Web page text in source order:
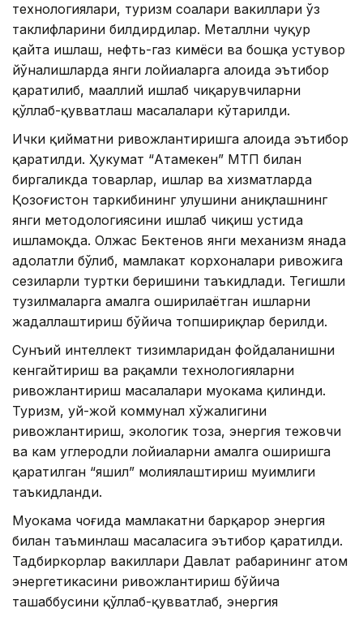
технологиялари, туризм соҳалари вакиллари ўз
таклифларини билдирдилар. Металлни чуқур
қайта ишлаш, нефть-газ кимёси ва бошқа устувор
йўналишларда янги лойиҳаларга алоҳида эътибор
қаратилиб, маҳаллий ишлаб чиқарувчиларни
қўллаб-қувватлаш масалалари кўтарилди.
Ички қийматни ривожлантиришга алоҳида эътибор
қаратилди. Ҳукумат “Атамекен” МТП билан
биргаликда товарлар, ишлар ва хизматларда
Қозоғистон таркибининг улушини аниқлашнинг
янги методологиясини ишлаб чиқиш устида
ишламоқда. Олжас Бектенов янги механизм янада
адолатли бўлиб, мамлакат корхоналари ривожига
сезиларли туртки беришини таъкидлади. Тегишли
тузилмаларга амалга оширилаётган ишларни
жадаллаштириш бўйича топшириқлар берилди.
Сунъий интеллект тизимларидан фойдаланишни
кенгайтириш ва рақамли технологияларни
ривожлантириш масалалари муҳокама қилинди.
Туризм, уй-жой коммунал хўжалигини
ривожлантириш, экологик тоза, энергия тежовчи
ва кам углеродли лойиҳаларни амалга оширишга
қаратилган “яшил” молиялаштириш муҳимлиги
таъкидланди.
Муҳокама чоғида мамлакатни барқарор энергия
билан таъминлаш масаласига эътибор қаратилди.
Тадбиркорлар вакиллари Давлат раҳбарининг атом
энергетикасини ривожлантириш бўйича
ташаббусини қўллаб-қувватлаб, энергия